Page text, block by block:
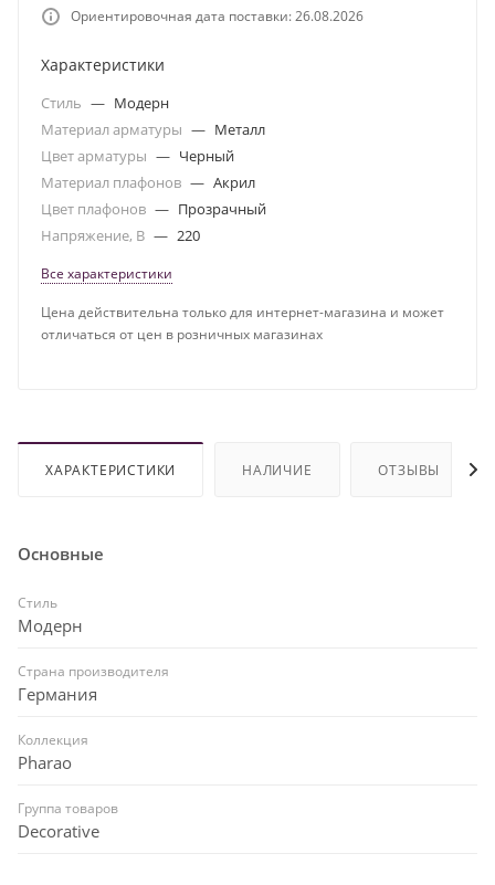
Ориентировочная дата поставки: 26.08.2026
Характеристики
Стиль — Модерн
Материал арматуры — Металл
Цвет арматуры — Черный
Материал плафонов — Акрил
Цвет плафонов — Прозрачный
Напряжение, В — 220
Все характеристики
Цена действительна только для интернет-магазина и может
отличаться от цен в розничных магазинах
ХАРАКТЕРИСТИКИ НАЛИЧИЕ ОТЗЫВЫ
Основные
Стиль
Модерн
Страна производителя
Германия
Коллекция
Pharao
Группа товаров
Decorative